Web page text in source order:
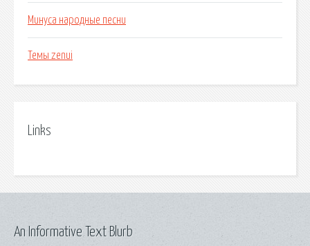
Минуса народные песни
Темы zenui
Links
An Informative Text Blurb